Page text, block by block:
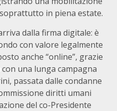
in piena estate.
dalla firma digitale: è
con valore legalmente
anche “online”, grazie
una lunga campagna
passata dalle condanne
diritti umani
del co-Presidente